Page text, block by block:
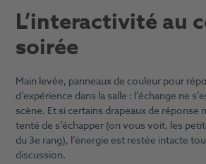
L’interactivité au
soirée
Main levée, panneaux de couleur pour
d’expérience dans la salle : l’échange ne
scène. Et si certains drapeaux de réponse
tenté de s’échapper (on vous voit, les
du 3e rang), l’énergie est restée intacte
discussion.